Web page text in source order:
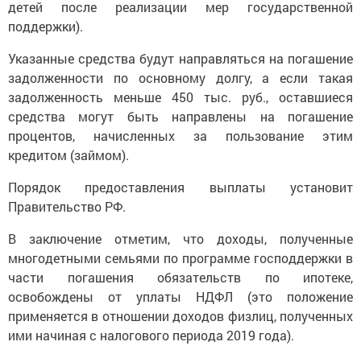
детей после реализации мер государственной
поддержки).
Указанные средства будут направляться на погашение
задолженности по основному долгу, а если такая
задолженность меньше 450 тыс. руб., оставшиеся
средства могут быть направлены на погашение
процентов, начисленных за пользование этим
кредитом (займом).
Порядок предоставления выплаты установит
Правительство РФ.
В заключение отметим, что доходы, полученные
многодетными семьями по программе господдержки в
части погашения обязательств по ипотеке,
освобождены от уплаты НДФЛ (это положение
применяется в отношении доходов физлиц, полученных
ими начиная с налогового периода 2019 года).